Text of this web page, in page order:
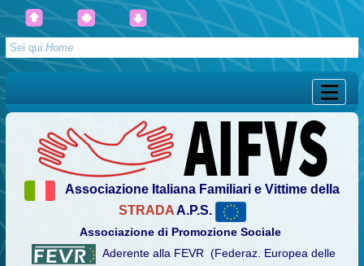
Sei qui:Home
Associazione Italiana Familiari e Vittime della
STRADAA.P.S.
Associazione di Promozione Sociale
Aderente alla FEVR (Federaz. Europea delle